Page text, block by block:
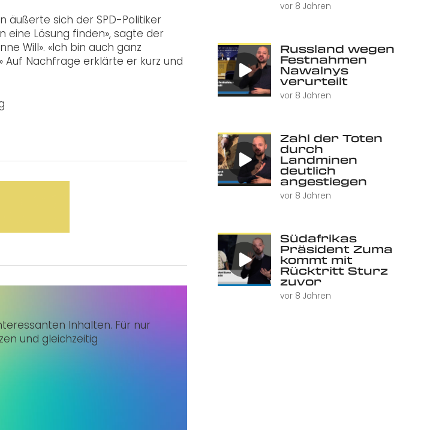
äußerte sich der SPD-Politiker
eine Lösung finden», sagte der
Will». «Ich bin auch ganz
Auf Nachfrage erklärte er kurz und
Inhalten. Für nur
und gleichzeitig
vor 8 Jahren
Russland wegen
Festnahmen
Nawalnys
verurteilt
vor 8 Jahren
Zahl der Toten
durch
Landminen
deutlich
angestiegen
vor 8 Jahren
Südafrikas
Präsident Zuma
kommt mit
Rücktritt Sturz
zuvor
vor 8 Jahren